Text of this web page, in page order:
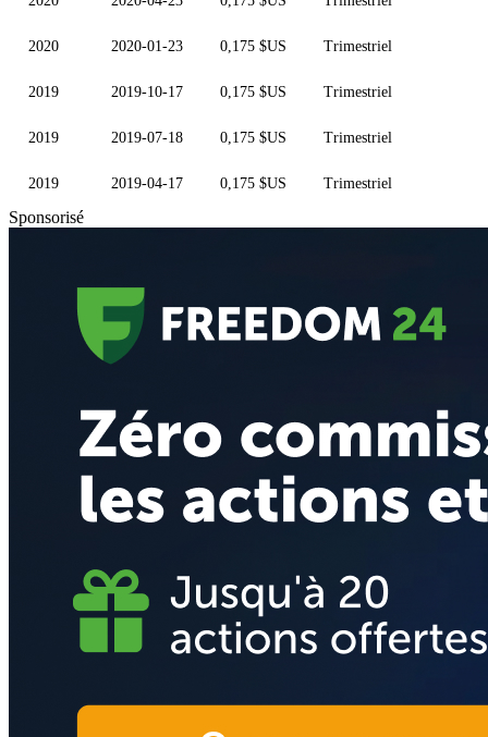
2020 2020-01-23 0,175 $US Trimestriel
2019 2019-10-17 0,175 $US Trimestriel
2019 2019-07-18 0,175 $US Trimestriel
2019 2019-04-17 0,175 $US Trimestriel
Sponsorisé